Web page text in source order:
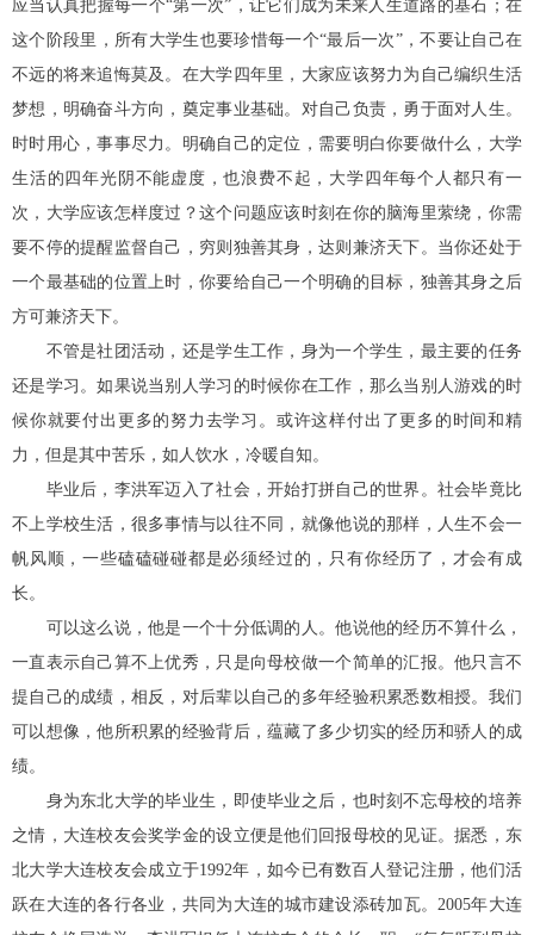
应当认真把握每一个“第一次” ，让它们成为未来人生道路的基石；在
这个阶段里，所有大学生也要珍惜每一个“最后一次”，不要让自己在
不远的将来追悔莫及。在大学四年里，大家应该努力为自己编织生活
梦想，明确奋斗方向，奠定事业基础。对自己负责，勇于面对人生。
时时用心，事事尽力。明确自己的定位，需要明白你要做什么，大学
生活的四年光阴不能虚度，也浪费不起，大学四年每个人都只有一
次，大学应该怎样度过？这个问题应该时刻在你的脑海里萦绕，你需
要不停的提醒监督自己，穷则独善其身，达则兼济天下。当你还处于
一个最基础的位置上时，你要给自己一个明确的目标，独善其身之后
方可兼济天下。
不管是社团活动，还是学生工作，身为一个学生，最主要的任务
还是学习。如果说当别人学习的时候你在工作，那么当别人游戏的时
候你就要付出更多的努力去学习。或许这样付出了更多的时间和精
力，但是其中苦乐，如人饮水，冷暖自知。
毕业后，李洪军迈入了社会，开始打拼自己的世界。社会毕竟比
不上学校生活，很多事情与以往不同，就像他说的那样，人生不会一
帆风顺，一些磕磕碰碰都是必须经过的，只有你经历了，才会有成
长。
可以这么说，他是一个十分低调的人。他说他的经历不算什么，
一直表示自己算不上优秀，只是向母校做一个简单的汇报。他只言不
提自己的成绩，相反，对后辈以自己的多年经验积累悉数相授。我们
可以想像，他所积累的经验背后，蕴藏了多少切实的经历和骄人的成
绩。
身为东北大学的毕业生，即使毕业之后，也时刻不忘母校的培养
之情，大连校友会奖学金的设立便是他们回报母校的见证。据悉，东
北大学大连校友会成立于1992年，如今已有数百人登记注册，他们活
跃在大连的各行各业，共同为大连的城市建设添砖加瓦。 2005年大连